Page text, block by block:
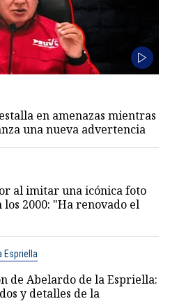
en amenazas mientras
una nueva advertencia
al imitar una icónica foto
2000: "Ha renovado el
Espriella
de Abelardo de la Espriella:
y detalles de la